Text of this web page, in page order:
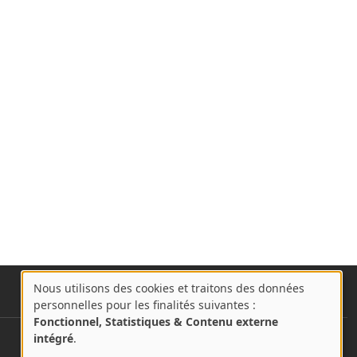
A
propos
des
Nous utilisons des cookies et traitons des données
personnelles pour les finalités suivantes :
Fonctionnel, Statistiques & Contenu externe
intégré.